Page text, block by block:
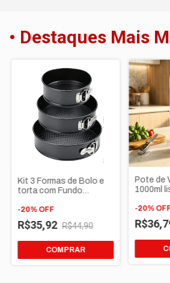
• Destaques Mais
Kit 3 Formas de Bolo e
torta com Fundo
antiaderente
-20% OFF
R$35,92 R$44,90
Pote de
1000ml
Bambu
Dourada
-20%